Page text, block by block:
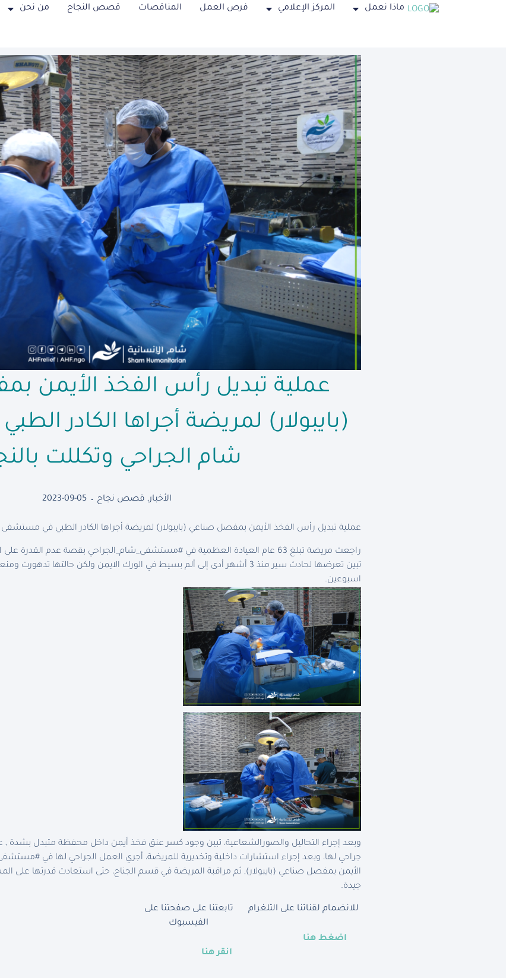
ماذا نعمل المركز الإعلامي فرص العمل المناقصات قصص النجاح من نحن
عملية تبديل رأس الفخذ الأيمن
(بايبولار) لمريضة أجراها الكادر
شام الجراحي وتكللت
الأخبار, قصص نجاح 2023-09-05
عملية تبديل رأس الفخذ الأيمن بمفصل صناعي (بايبولار) لمريضة أجراها الكادر الطبي في مستشفى
راجعت مريضة تبلغ 63 عام العيادة العظمية في #مستشفى_شام_الجراحي بقصة عدم
تبين تعرضها لحادث سير منذ 3 أشهر أدى إلى ألم بسيط في الورك الايمن ولكن حالتها
اسبوعين.
وبعد إجراء التحاليل والصورالشعاعية، تبين وجود كسر عنق فخذ أيمن داخل محفظة متبدل بشدة ,
جراحي لها، وبعد إجراء استشارات داخلية وتخديرية للمريضة، أجري العمل الجراحي لها في
الأيمن بمفصل صناعي (بايبولار), ثم مراقبة المريضة في قسم الجناح، حتى استعادت قدرتها
جيدة.
للانضمام لقناتنا على التلغرام
اضغط هنا
تابعتنا على صفحتنا على
الفيسبوك
انقر هنا